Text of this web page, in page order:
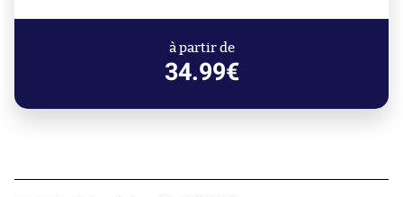
à partir de
34.99€